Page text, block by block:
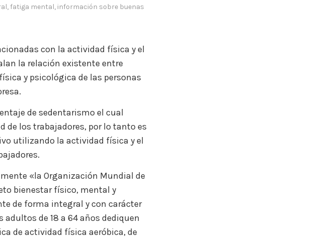
, fatiga mental, información sobre buenas
con la actividad física y el
la relación existente entre
y psicológica de las personas
de sedentarismo el cual
de los trabajadores, por lo tanto es
utilizando la actividad física y el
«la Organización Mundial de
bienestar físico, mental y
de forma integral y con carácter
adultos de 18 a 64 años dediquen
de actividad física aeróbica, de